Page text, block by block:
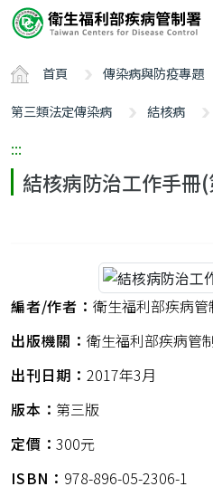
要
容
ALT+C
首頁 傳染病與防疫專題
第三類法定傳染病
結核病
:::
結核病防治工作手冊
編者/作者： 衛生福利部疾病管
出版機關： 衛生福利部疾病管
出刊日期： 2017年3月
版本： 第三版
定價：300元
ISBN： 978-896-05-2306-1